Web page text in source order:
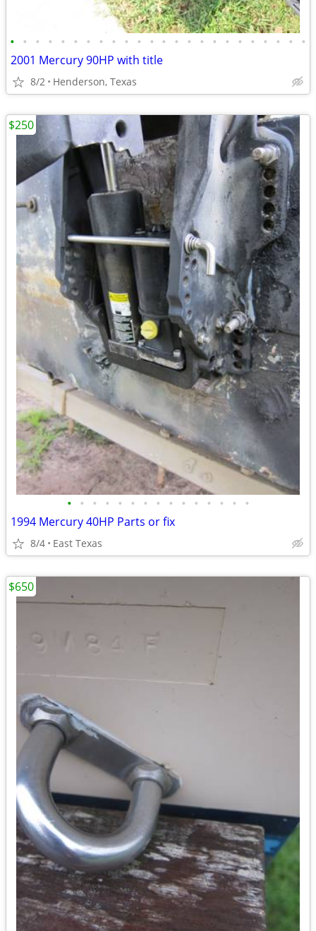
• • • • • • • • • • • • • • • • • • • • • • • •
2001 Mercury 90HP with title
8/2 Henderson, Texas
• • • • • • • • • • • • • • •
1994 Mercury 40HP Parts or fix
8/4 East Texas
$250
$650